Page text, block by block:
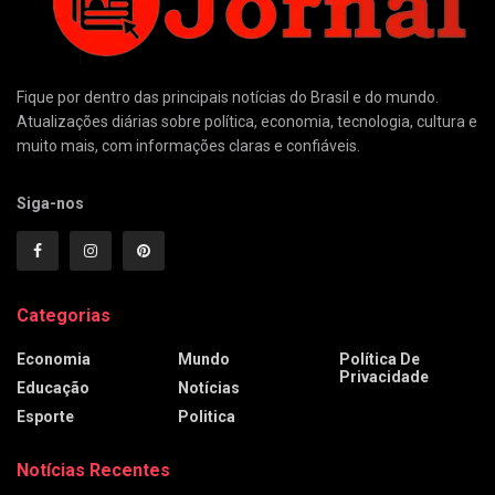
Fique por dentro das principais notícias do Brasil e do mundo.
Atualizações diárias sobre política, economia, tecnologia, cultura e
muito mais, com informações claras e confiáveis.
Siga-nos
Categorias
Economia
Educação
Esporte
Mundo
Notícias
Politica
Política De
Privacidade
Notícias Recentes